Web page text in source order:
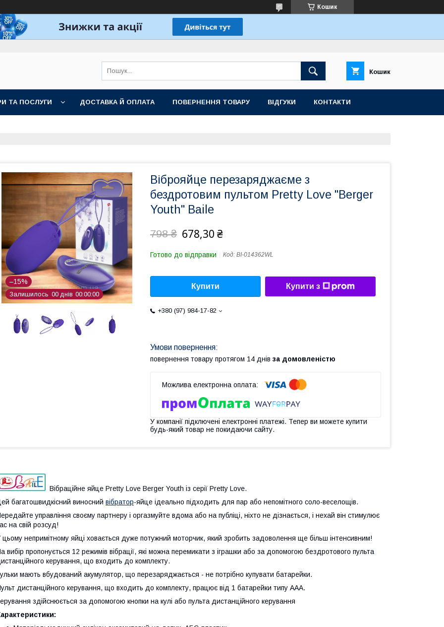
Кошик
Кошик
ТА ПОСЛУГИ ДОСТАВКА Й ОПЛАТА ПОВЕРНЕННЯ ТОВАРУ ВІДГУКИ КОНТАКТИ
–15%
Залишилось 00 днів 00 00 00
Віброяйце перезаряджаєме з
бездротовим пультом Pretty Love "Berger
Youth" Baile
798 ₴ 678,30 ₴
Готово до відправки Код: BI-014362WL
Купити Купити з
+380 (97) 984-17-82
повернення товару протягом 14 днів за домовленістю
У компанії підключені електронні платежі. Тепер ви можете купити
будь-який товар не покидаючи сайту.
Вібраційне яйце Pretty Love Berger Youth із серії Pretty Love.
багатошвидкісний виносний вібратор-яйце ідеально підходить для пар або непомітного соло-веселощів.
управління своєму партнеру і оргазмуйте вдома або на публіці, ніхто не дізнається, і нехай він стимулює
на свій розсуд!
цьому непримітному яйці ховається дуже потужний моторчик, який зробить задоволення ще більш інтенсивним!
вибір пропонується 12 режимів вібрації, які можна перемикати з іграшки або за допомогою бездротового пульта
керування, що входить до комплекту.
мають вбудований акумулятор, що перезаряджається - не потрібно купувати батарейки.
дистанційного керування, що входить до комплекту, працює від 1 батарейки типу ААА.
здійснюється за допомогою кнопки на кулі або пульта дистанційного керування